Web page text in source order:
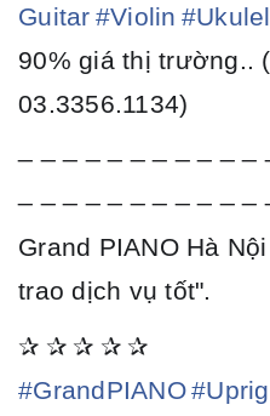
Guitar #Violin #
90% giá thị trường..
03.3356.1134)
Grand PIANO Hà
trao dịch vụ tốt".
✰ ✰ ✰ ✰ ✰
#GrandPIANO#